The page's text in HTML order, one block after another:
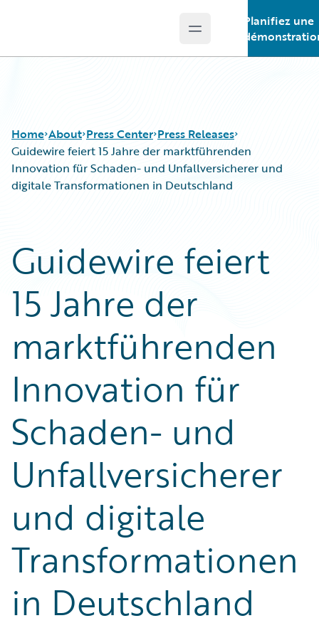
Open main menu
Planifiez une
Home About Press Center Press Releases
Guidewire feiert 15 Jahre der marktführenden
Innovation für Schaden- und Unfallversicherer und
digitale Transformationen in Deutschland
Guidewire feiert
15 Jahre der
marktführenden
Innovation für
Schaden- und
Unfallversicherer
und digitale
Transformationen
in Deutschland